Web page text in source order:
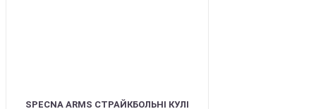
SPECNA ARMS СТРАЙКБОЛЬНІ КУЛІ